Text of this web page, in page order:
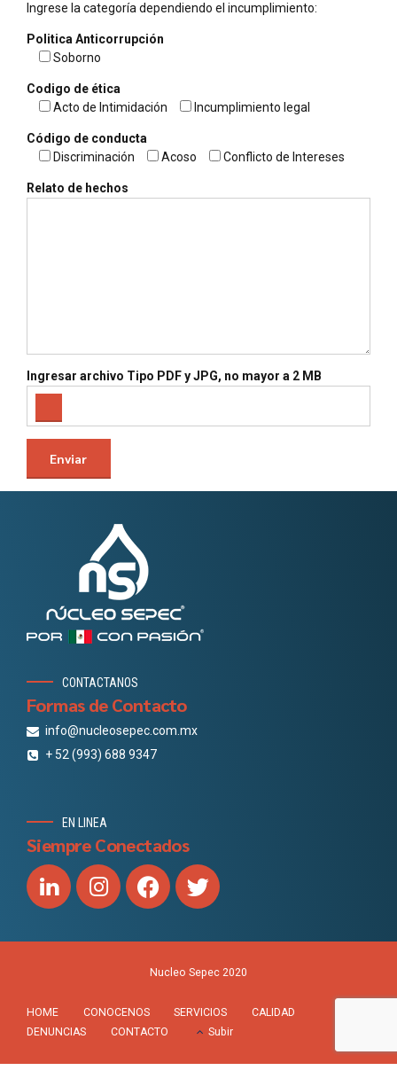
Ingrese la categoría dependiendo el incumplimiento:
Politica Anticorrupción
Soborno
Codigo de ética
Acto de Intimidación
Incumplimiento legal
Código de conducta
Discriminación
Acoso Conflicto de Intereses
Relato de hechos
Ingresar archivo Tipo PDF y JPG, no mayor a 2 MB
CONTACTANOS
Formas de Contacto
info@nucleosepec.com.mx
+ 52 (993) 688 9347
EN LINEA
Siempre Conectados
Nucleo Sepec 2020
HOME CONOCENOS SERVICIOS
CALIDAD
DENUNCIAS
CONTACTO Subir